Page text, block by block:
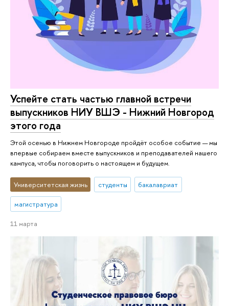
Успейте стать частью главной встречи
выпускников НИУ ВШЭ - Нижний Новгород
этого года
Этой осенью в Нижнем Новгороде пройдёт особое событие — мы
впервые собираем вместе выпускников и преподавателей нашего
кампуса, чтобы поговорить о настоящем и будущем.
Университетская жизнь студенты бакалавриат
магистратура
11 марта